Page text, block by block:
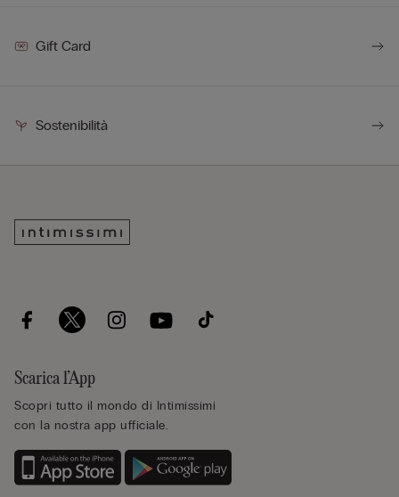
Gift Card
Sostenibilità
Scarica l’App
Scopri tutto il mondo di Intimissimi
con la nostra app ufficiale.